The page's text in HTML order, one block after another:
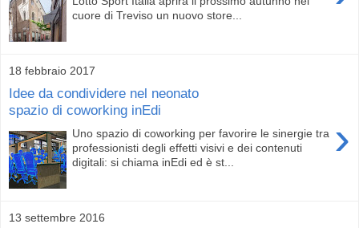
cuore di Treviso un nuovo store...
18 febbraio 2017
Idee da condividere nel neonato
spazio di coworking inEdi
›
Uno spazio di coworking per favorire le sinergie tra
professionisti degli effetti visivi e dei contenuti
digitali: si chiama inEdi ed è st...
13 settembre 2016